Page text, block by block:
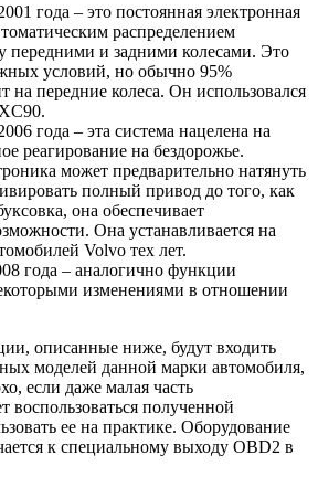
года – это постоянная электронная
распределением
передними и задними колесами. Это
условий, но обычно 95%
на передние колеса. Он использовался
года – эта система нацелена на
реагирование на бездорожье.
может предварительно натянуть
полный привод до того, как
она обеспечивает
Она устанавливается на
Volvo тех лет.
года – аналогично функции
изменениями в отношении
описанные ниже, будут входить
моделей данной марки автомобиля,
если даже малая часть
воспользоваться полученной
ее на практике. Оборудование
к специальному выходу OBD2 в